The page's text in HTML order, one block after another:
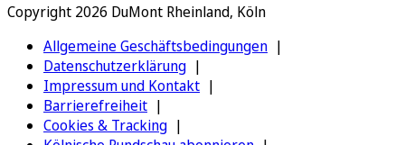
Copyright 2026 DuMont Rheinland, Köln
Allgemeine Geschäftsbedingungen
Datenschutzerklärung
Impressum und Kontakt
Barrierefreiheit
Cookies & Tracking